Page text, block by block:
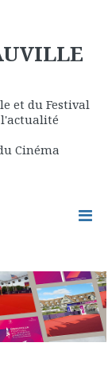
et du Festival
l'actualité
Cinéma